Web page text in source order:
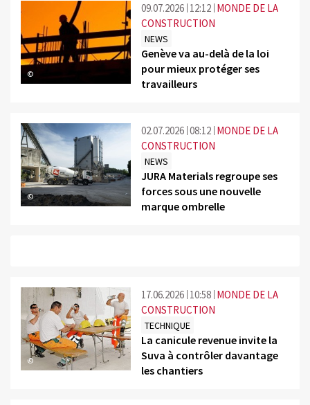
©
09.07.2026 12:12 MONDE DE LA
CONSTRUCTION
NEWS
Genève va au-delà de la loi
pour mieux protéger ses
travailleurs
©
02.07.2026 08:12 MONDE DE LA
CONSTRUCTION
NEWS
JURA Materials regroupe ses
forces sous une nouvelle
marque ombrelle
©
17.06.2026 10:58 MONDE DE LA
CONSTRUCTION
TECHNIQUE
La canicule revenue invite la
Suva à contrôler davantage
les chantiers